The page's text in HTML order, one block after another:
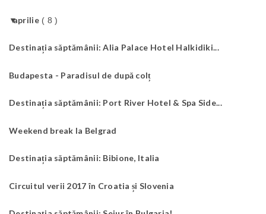
▼
aprilie ( 8 )
Destinația săptămânii: Alia Palace Hotel Halkidiki...
Budapesta - Paradisul de după colț
Destinația săptămânii: Port River Hotel & Spa Side...
Weekend break la Belgrad
Destinația săptămânii: Bibione, Italia
Circuitul verii 2017 în Croatia și Slovenia